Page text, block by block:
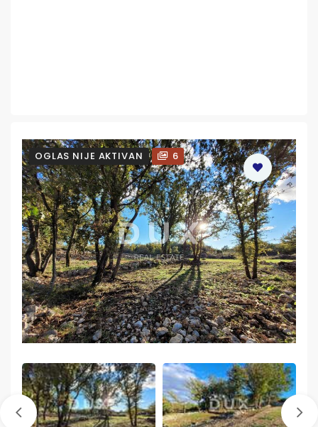
OGLAS NIJE AKTIVAN 6